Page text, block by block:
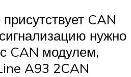
CAN
нужно
CAN модулем,
A93 2CAN